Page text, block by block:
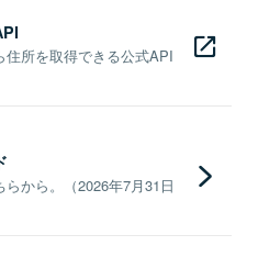
所を取得できる公式API
から。（2026年7月31日